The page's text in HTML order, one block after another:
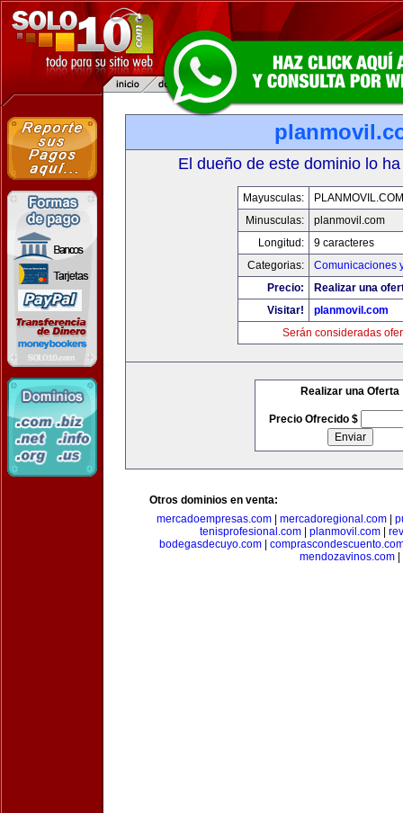
El dueño de este dominio lo
Mayusculas:
PLANMOVIL.COM
Minusculas:
planmovil.com
Longitud:
9 caracteres
Categorias:
Comunicaciones
Precio:
Realizar una
Visitar!
planmovil.com
Serán consideradas
Realizar una Oferta
Precio Ofrecido $
Otros dominios en venta:
mercadoempresas.com| mercadoregional.com|
tenisprofesional.com
planmovil.com
bodegasdecuyo.com
mendozavinos.com